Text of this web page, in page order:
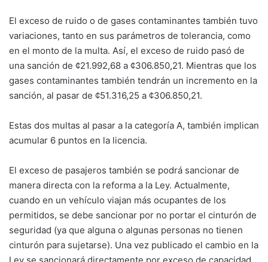
El exceso de ruido o de gases contaminantes también tuvo
variaciones, tanto en sus parámetros de tolerancia, como
en el monto de la multa. Así, el exceso de ruido pasó de
una sanción de ¢21.992,68 a ¢306.850,21. Mientras que los
gases contaminantes también tendrán un incremento en la
sanción, al pasar de ¢51.316,25 a ¢306.850,21.
Estas dos multas al pasar a la categoría A, también implican
acumular 6 puntos en la licencia.
El exceso de pasajeros también se podrá sancionar de
manera directa con la reforma a la Ley. Actualmente,
cuando en un vehículo viajan más ocupantes de los
permitidos, se debe sancionar por no portar el cinturón de
seguridad (ya que alguna o algunas personas no tienen
cinturón para sujetarse). Una vez publicado el cambio en la